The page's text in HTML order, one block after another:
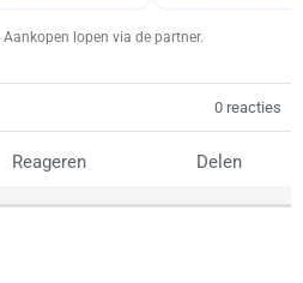
lopen via de partner.
0 reacties
Reageren Delen